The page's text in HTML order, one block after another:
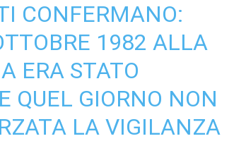
CONFERMANO:
1982 ALLA
ERA STATO
QUEL GIORNO NON
LA VIGILANZA